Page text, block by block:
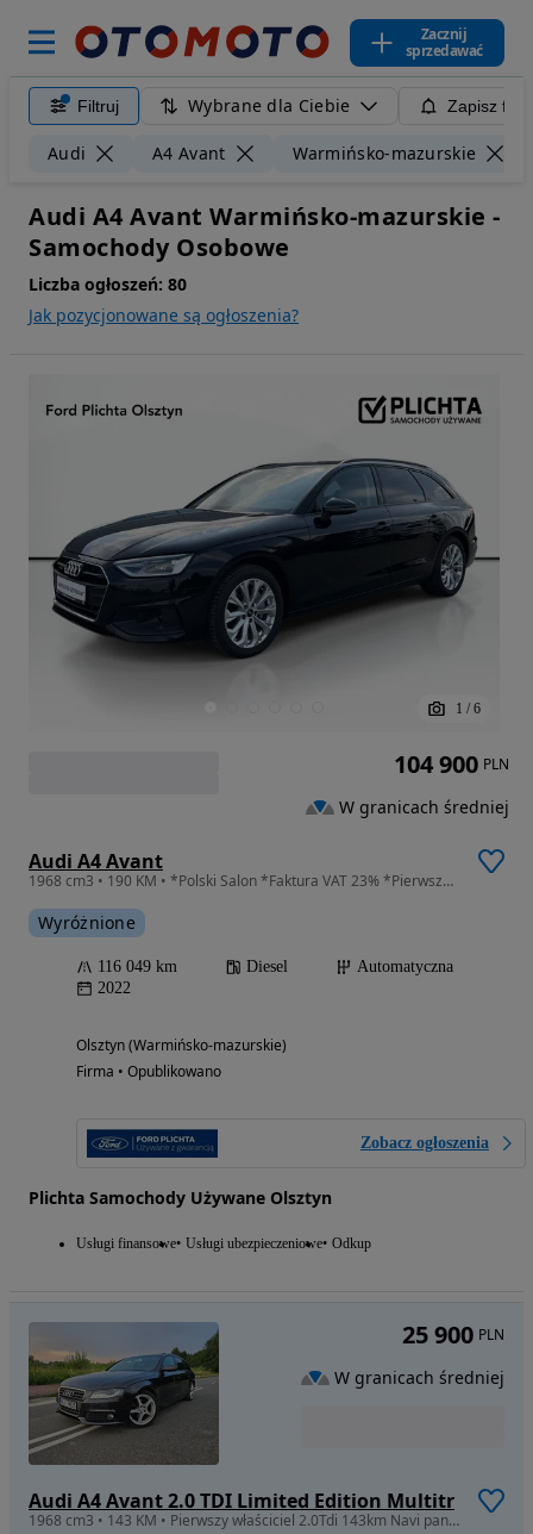
Zacznij
sprzedawać
Filtruj Wybrane dla Ciebie Zapisz
Audi A4 Avant Warmińsko-mazurskie
Audi A4 Avant Warmińsko-mazurskie -
Samochody Osobowe
Liczba ogłoszeń: 80
Jak pozycjonowane są ogłoszenia?
1 / 6
Audi A4 Avant
1968 cm3 • 190 KM • *Polski Salon *Faktura VAT 23% *Pierwszy Właściciel
Wyróżnione
116 049 km Diesel
Automatyczna
2022
Olsztyn (Warmińsko-mazurskie)
Firma • Opublikowano
Zobacz ogłoszenia
Plichta Samochody Używane Olsztyn
Usługi finansowe Usługi ubezpieczeniowe Odkup
104 900 PLN
W granicach średniej
Audi A4 Avant 2.0 TDI Limited Edition Multitr
1968 cm3 • 143 KM • Pierwszy właściciel 2.0Tdi 143km Navi panorama automat
25 900 PLN
W granicach średniej